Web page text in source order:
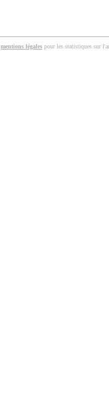
mentions légales pour les statistiques sur